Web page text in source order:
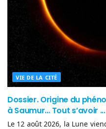
VIE DE LA CITÉ
Dossier. Origine du
à Saumur… Tout s’avoir ...
Le 12 août 2026, la Lune